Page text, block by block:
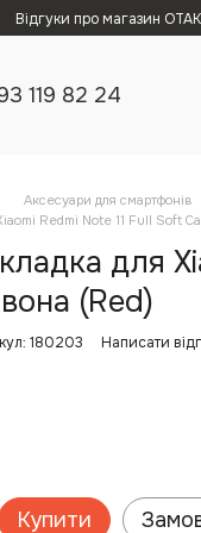
Відгуки про магазин ОТАК
119 82 24
Аксесуари для смартфонів
Redmi Note 11 Full Soft
для
(Red)
180203 Написати
Купити